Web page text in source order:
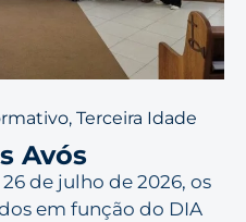
,Terceira Idade
Avós
de julho de 2026, os
em função do DIA